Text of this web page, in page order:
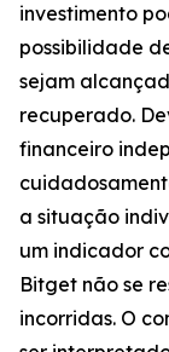
investimento
possibilidade
sejam
recuperado.
financeiro
a situação
um indicador
Bitget não se
incorridas. O